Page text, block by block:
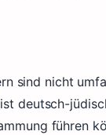
sind nicht
deutsch-
führen